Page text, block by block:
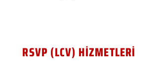
RSVP (LCV) HİZMETLERİ